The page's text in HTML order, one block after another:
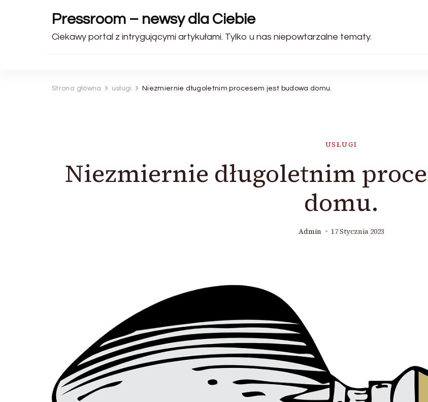
Pressroom – newsy dla Ciebie
Ciekawy portal z intrygującymi artykułami. Tylko u nas niepowtarzalne tematy.
Strona główna usługi Niezmiernie długoletnim procesem jest budowa domu.
USŁUGI
Niezmiernie długoletnim
domu.
Admin 17 Stycznia 2023